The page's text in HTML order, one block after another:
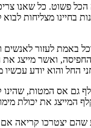
פשוט. כל שאנו
מצליחות
באמת לעזור
ואשר מייצג
המטות, שהינו
המייצג את יכולת
שהם יצטרכו קריאה